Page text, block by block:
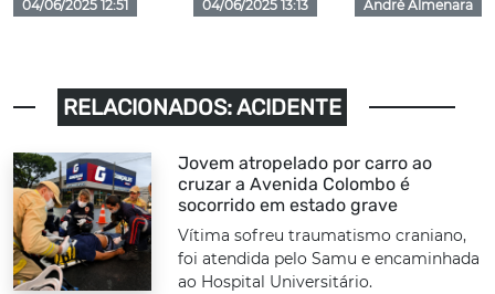
04/06/2025 12:51 04/06/2025 13:13 André Almenara
RELACIONADOS: ACIDENTE
Jovem atropelado por carro ao
cruzar a Avenida Colombo é
socorrido em estado grave
Vítima sofreu traumatismo craniano,
foi atendida pelo Samu e encaminhada
ao Hospital Universitário.